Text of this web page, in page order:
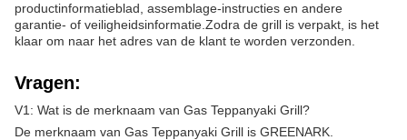
productinformatieblad, assemblage-instructies en andere
garantie- of veiligheidsinformatie.Zodra de grill is verpakt, is het
klaar om naar het adres van de klant te worden verzonden.
Vragen:
V1: Wat is de merknaam van Gas Teppanyaki Grill?
De merknaam van Gas Teppanyaki Grill is GREENARK.